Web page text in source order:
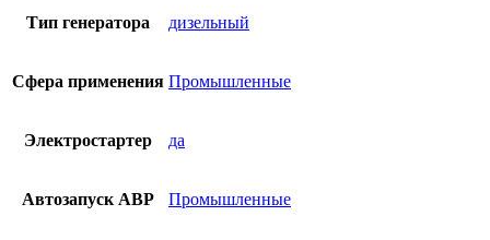
Тип генератора дизельный
Сфера применения Промышленные
Электростартер да
Автозапуск АВР Промышленные